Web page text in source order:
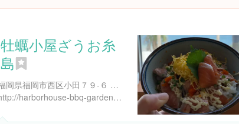
牡蠣小屋ざうお糸
島
福岡県福岡市西区小田７９-６ ざうお本店内
http://harborhouse-bbq-garden.com/information/397/